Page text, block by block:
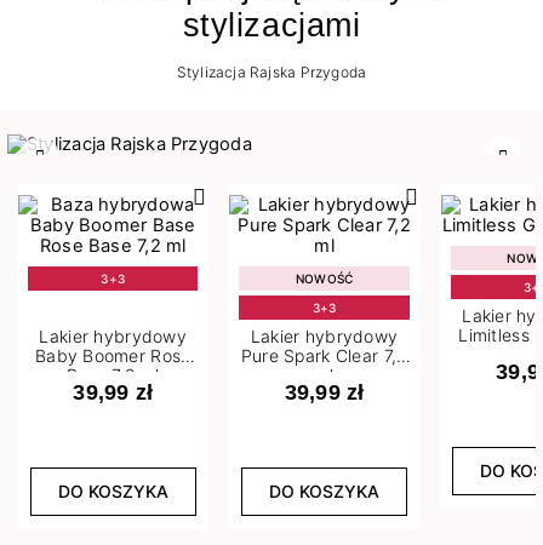
stylizacjami
Stylizacja Rajska Przygoda
3+3
Lakier hybrydowy
Baby Boomer Rose
Base 7,2 ml
39,99 zł
DO KOSZYKA
NOWOŚĆ
3+3
Lakier hybrydowy
Pure Spark Clear 7,2
ml
39,99 zł
DO KOSZYKA
Lakier
Limitless
DO